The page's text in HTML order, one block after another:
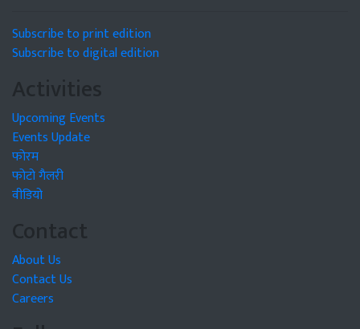
Subscribe to print edition
Subscribe to digital edition
Activities
Upcoming Events
Events Update
फोरम
फोटो गैलरी
वीडियो
Contact
About Us
Contact Us
Careers